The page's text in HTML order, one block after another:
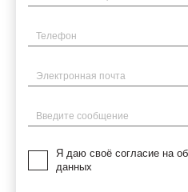
Телефон
Электронная почта
Введите сообщение
Я даю своё согласие на
данных